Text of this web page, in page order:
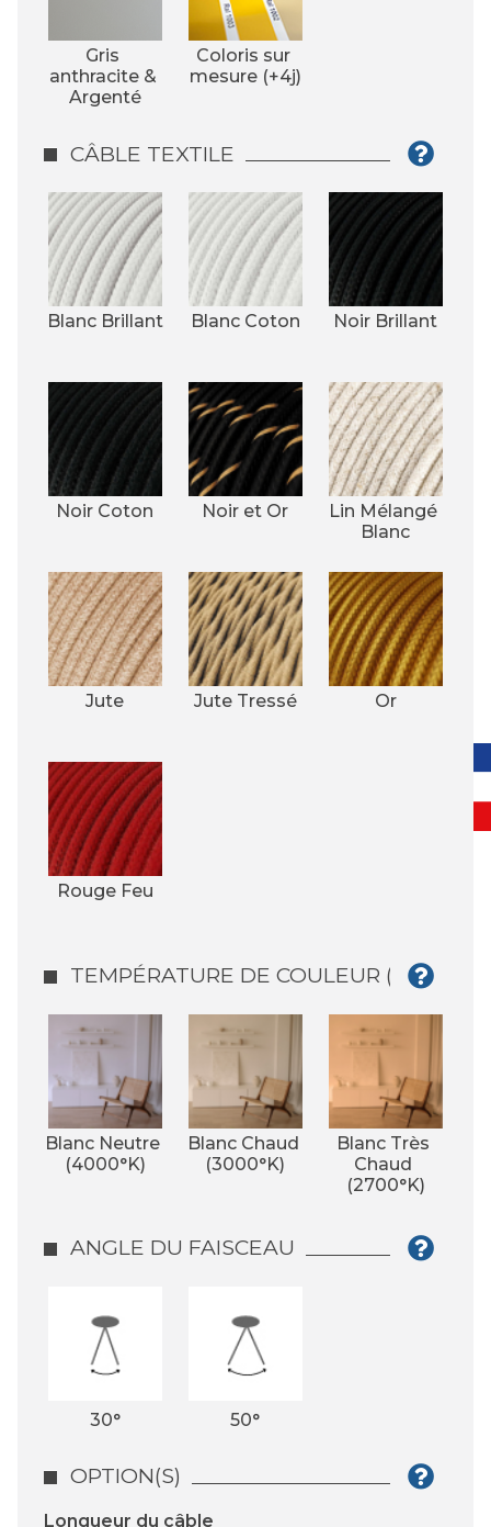
Gris
anthracite &
Argenté
Coloris sur
mesure (+4j)
CÂBLE TEXTILE
Blanc Brillant Blanc Coton Noir Brillant
Noir Coton Noir et Or
Lin Mélangé
Blanc
Jute Jute Tressé Or
Rouge Feu
TEMPÉRATURE DE COULEUR (°K)
Blanc Neutre
(4000°K)
Blanc Chaud
(3000°K)
Blanc Très
Chaud
(2700°K)
ANGLE DU FAISCEAU
30° 50°
OPTION(S)
Longueur du câble